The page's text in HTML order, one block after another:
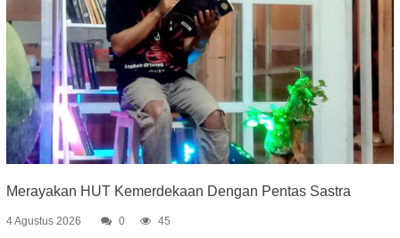
Merayakan HUT Kemerdekaan Dengan Pentas Sastra
4 Agustus 2026 0 45